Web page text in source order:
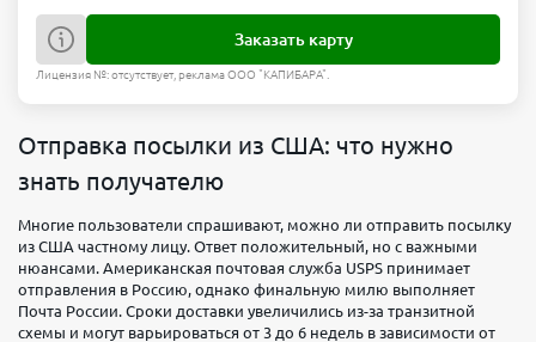
Заказать карту
Лицензия №: отсутствует, реклама ООО "КАПИБАРА".
Отправка посылки из США: что нужно
знать получателю
Многие пользователи спрашивают, можно ли отправить посылку
из США частному лицу. Ответ положительный, но с важными
нюансами. Американская почтовая служба USPS принимает
отправления в Россию, однако финальную милю выполняет
Почта России. Сроки доставки увеличились из-за транзитной
схемы и могут варьироваться от 3 до 6 недель в зависимости от